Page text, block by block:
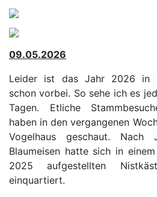
09.05.2026
Leider ist das Jahr 2026 in
schon vorbei. So sehe ich es
Tagen. Etliche
haben in den vergangenen
Vogelhaus geschaut. Nach
Blaumeisen hatte sich in
2025 aufgestellten
einquartiert.